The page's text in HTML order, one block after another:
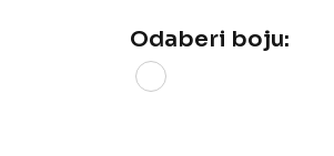
Odaberi boju: